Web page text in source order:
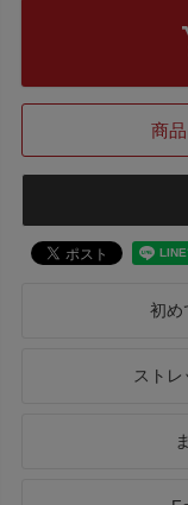
商
初め
スト